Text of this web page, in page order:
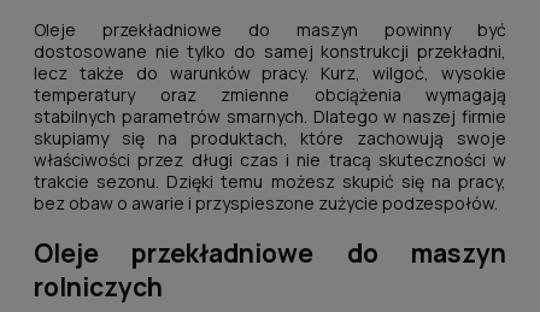
Oleje przekładniowe do maszyn powinny być
dostosowane nie tylko do samej konstrukcji przekładni,
lecz także do warunków pracy. Kurz, wilgoć, wysokie
temperatury oraz zmienne obciążenia wymagają
stabilnych parametrów smarnych. Dlatego w naszej firmie
skupiamy się na produktach, które zachowują swoje
właściwości przez długi czas i nie tracą skuteczności w
trakcie sezonu. Dzięki temu możesz skupić się na pracy,
bez obaw o awarie i przyspieszone zużycie podzespołów.
Oleje przekładniowe do maszyn
rolniczych